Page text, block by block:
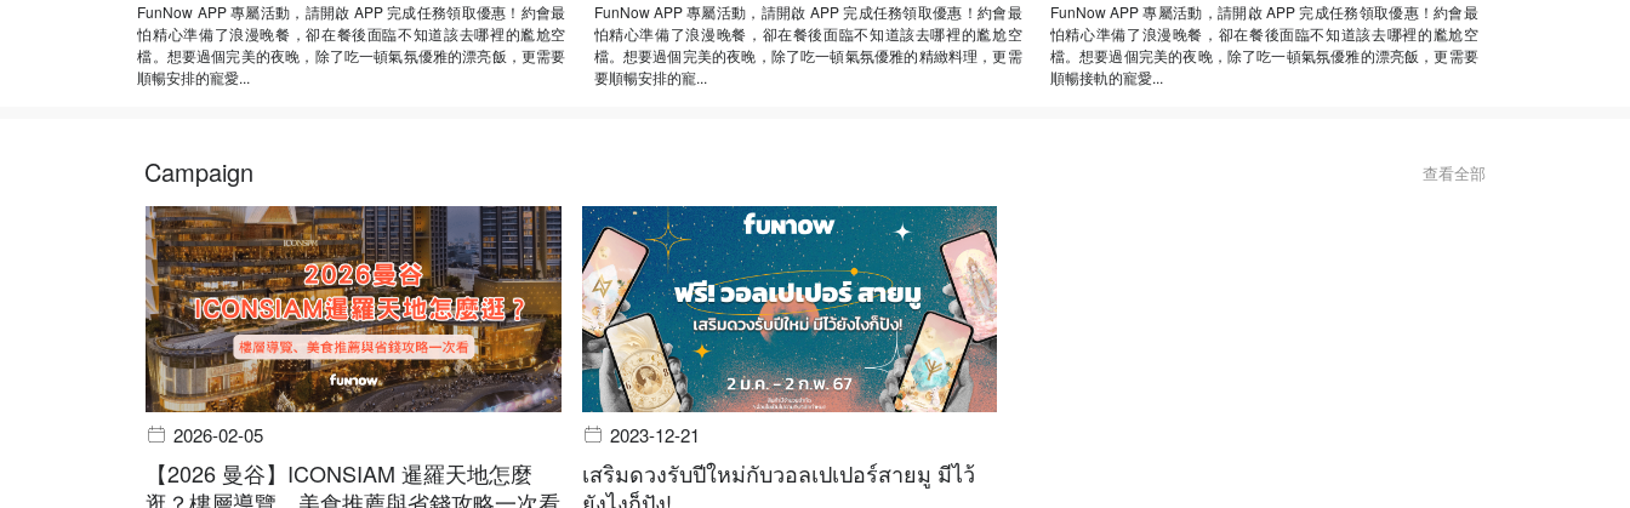
FunNow APP 專屬活動，請開啟 APP 完成任務領取優惠！約會最
怕精心準備了浪漫晚餐，卻在餐後面臨不知道該去哪裡的尷尬空
檔。想要過個完美的夜晚，除了吃一頓氣氛優雅的漂亮飯，更需要
順暢安排的寵愛...
FunNow APP 專屬活動，請開啟 APP 完成任務領取優惠！約會最
怕精心準備了浪漫晚餐，卻在餐後面臨不知道該去哪裡的尷尬空
檔。想要過個完美的夜晚，除了吃一頓氣氛優雅的精緻料理，更需
要順暢安排的寵...
FunNow APP 專屬活動，請開啟 APP 完成任務領取優惠！約會最
怕精心準備了浪漫晚餐，卻在餐後面臨不知道該去哪裡的尷尬空
檔。想要過個完美的夜晚，除了吃一頓氣氛優雅的漂亮飯，更需要
順暢接軌的寵愛...
Campaign 查看全部
2026-02-05
【2026 曼谷】ICONSIAM 暹羅天地怎麼
2023-12-21
เสริมดวงรับปีใหม่กับวอลเปเปอร์สายมู มีไว้